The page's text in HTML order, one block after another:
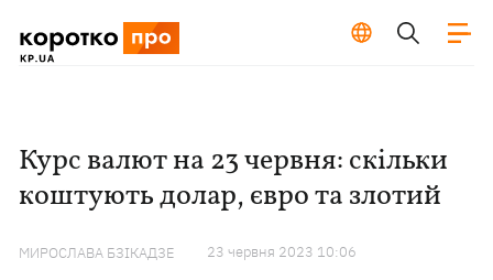
Курс валют на 23 червня: скільки
коштують долар, євро та злотий
МИРОСЛАВА БЗІКАДЗЕ 23 червня 2023 10:06